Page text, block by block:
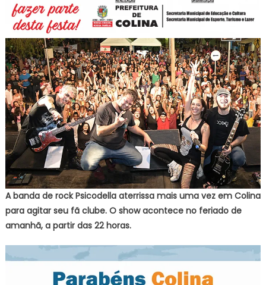
A banda de rock Psicodella aterrissa mais uma vez em Colina
para agitar seu fã clube. O show acontece no feriado de
amanhã, a partir das 22 horas.